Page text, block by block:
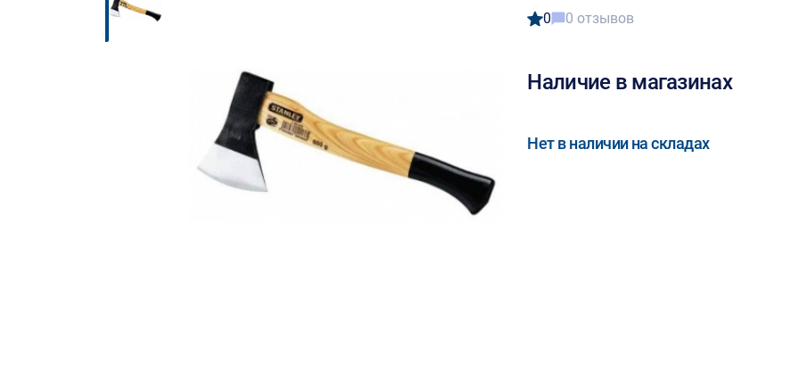
0 0 отзывов
Наличие в магазинах
Нет в наличии на складах